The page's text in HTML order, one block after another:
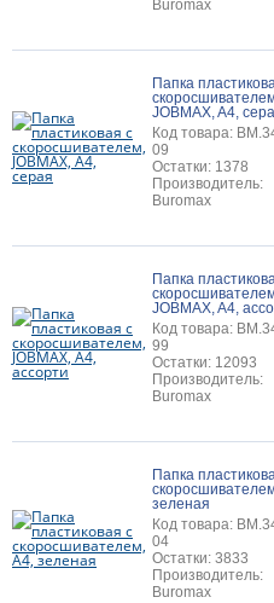
Buromax
Папка
JOBMAX, A4,
Код товара:
09
Остатки: 1378
Производитель:
Buromax
Папка
JOBMAX, A4,
Код товара:
99
Остатки: 12093
Производитель:
Buromax
Папка
зеленая
Код товара:
04
Остатки: 3833
Производитель:
Buromax